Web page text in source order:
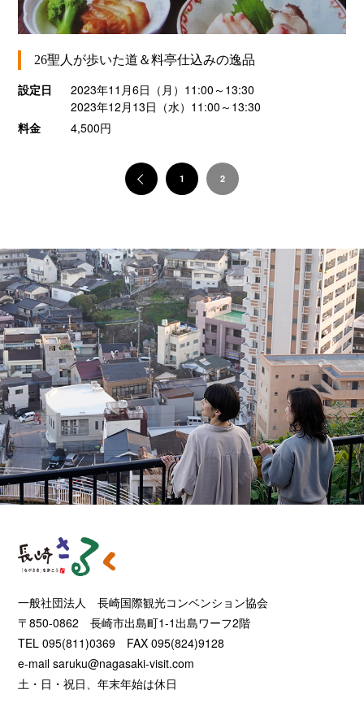
26聖人が歩いた道＆料亭仕込みの逸品
設定日
2023年11月6日（月）11:00～13:30
2023年12月13日（水）11:00～13:30
料金
4,500円
« 1 2
一般社団法人 長崎国際観光コンベンション協会
〒850-0862 長崎市出島町1-1出島ワーフ2階
TEL 095(811)0369 FAX 095(824)9128
e-mailsaruku@nagasaki-visit.com
土・日・祝日、年末年始は休日